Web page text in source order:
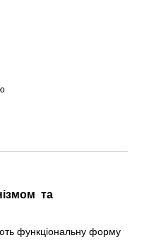
та
функціональну форму